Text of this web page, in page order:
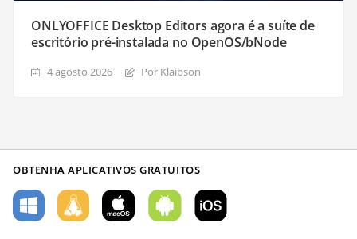
ONLYOFFICE Desktop Editors agora é a suíte de
escritório pré-instalada no OpenOS/bNode
4 agosto 2026 Por Klaibson
OBTENHA APLICATIVOS GRATUITOS